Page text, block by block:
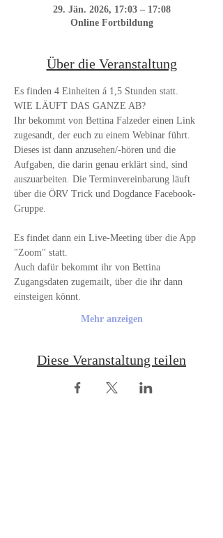
29. Jän. 2026, 17:03 – 17:08
Online Fortbildung
Über die Veranstaltung
Es finden 4 Einheiten á 1,5 Stunden statt.
WIE LÄUFT DAS GANZE AB?
Ihr bekommt von Bettina Falzeder einen Link
zugesandt, der euch zu einem Webinar führt.
Dieses ist dann anzusehen/-hören und die
Aufgaben, die darin genau erklärt sind, sind
auszuarbeiten. Die Terminvereinbarung läuft
über die ÖRV Trick und Dogdance Facebook-
Gruppe.
Es findet dann ein Live-Meeting über die App
"Zoom" statt.
Auch dafür bekommt ihr von Bettina
Zugangsdaten zugemailt, über die ihr dann
einsteigen könnt.
Mehr anzeigen
Diese Veranstaltung teilen